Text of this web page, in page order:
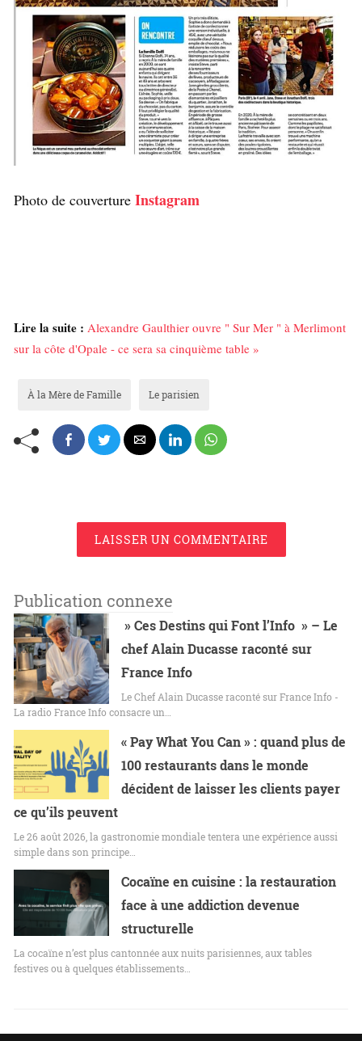
Photo de couverture Instagram
Lire la suite : Alexandre Gaulthier ouvre " Sur Mer " à Merlimont
sur la côte d'Opale - ce sera sa cinquième table »
À la Mère de Famille Le parisien
LAISSER UN COMMENTAIRE
Publication connexe
» Ces Destins qui Font l’Info » – Le
chef Alain Ducasse raconté sur
France Info
Le Chef Alain Ducasse raconté sur France Info -
La radio France Info consacre un…
« Pay What You Can » : quand plus de
100 restaurants dans le monde
décident de laisser les clients payer
ce qu’ils peuvent
Le 26 août 2026, la gastronomie mondiale tentera une expérience aussi
simple dans son principe…
Cocaïne en cuisine : la restauration
face à une addiction devenue
structurelle
La cocaïne n’est plus cantonnée aux nuits parisiennes, aux tables
festives ou à quelques établissements…